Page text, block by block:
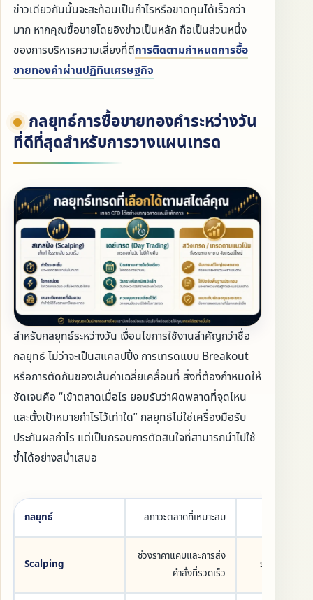
ข่าวเดียวกันนั้นจะสะท้อนเป็นกำไรหรือขาดทุนได้เร็วกว่า
มาก หากคุณซื้อขายโดยอิงข่าวเป็นหลัก ถือเป็นส่วนหนึ่ง
ของการบริหารความเสี่ยงที่ดีการติดตามกำหนดการซื้อ
ขายทองคำผ่านปฏิทินเศรษฐกิจ
กลยุทธ์การซื้อขายทองคำระหว่างวัน
ที่ดีที่สุดสำหรับการวางแผนเทรด
สำหรับกลยุทธ์ระหว่างวัน เงื่อนไขการใช้งานสำคัญกว่าชื่อ
กลยุทธ์ ไม่ว่าจะเป็นสแคลปปิ้ง การเทรดแบบ Breakout
หรือการตัดกันของเส้นค่าเฉลี่ยเคลื่อนที่ สิ่งที่ต้องกำหนดให้
ชัดเจนคือ “เข้าตลาดเมื่อไร ยอมรับว่าผิดพลาดที่จุดไหน
และตั้งเป้าหมายกำไรไว้เท่าใด” กลยุทธ์ไม่ใช่เครื่องมือรับ
ประกันผลกำไร แต่เป็นกรอบการตัดสินใจที่สามารถนำไปใช้
ซ้ำได้อย่างสม่ำเสมอ
กลยุทธ์ สภาวะตลาดที่เหมาะสม
Scalping
ช่วงราคาแคบและการส่ง
คำสั่งที่รวดเร็ว
ระยะเวลาถือ